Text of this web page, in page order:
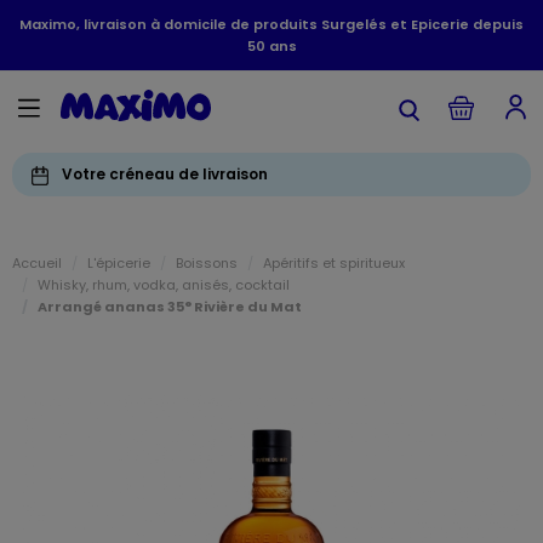
Maximo, livraison à domicile de produits Surgelés et Epicerie depuis
50 ans
Votre créneau de livraison
Accueil L'épicerie Boissons
Apéritifs et spiritueux
Whisky, rhum, vodka, anisés, cocktail
Arrangé ananas 35° Rivière du Mat